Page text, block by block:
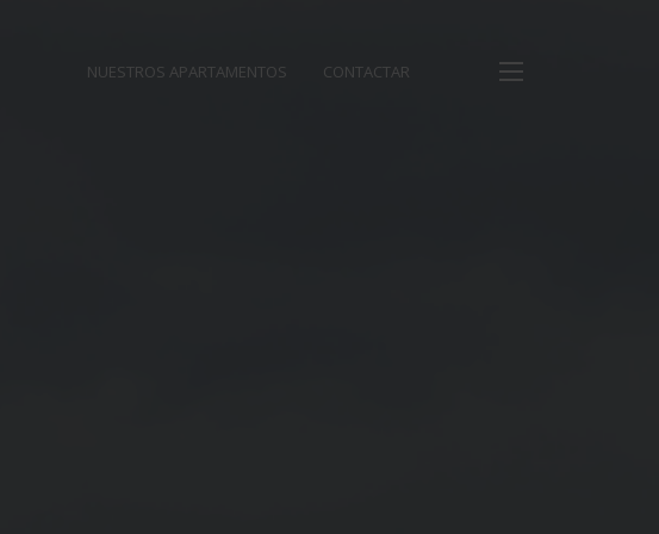
NUESTROS APARTAMENTOS CONTACTAR